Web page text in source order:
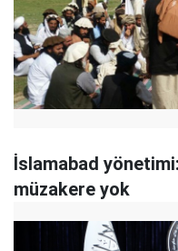
İslamabad
müzakere yok